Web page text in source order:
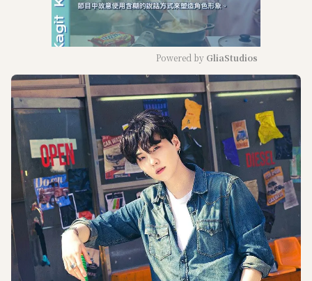
M
u
e
Powered by GliaStudios